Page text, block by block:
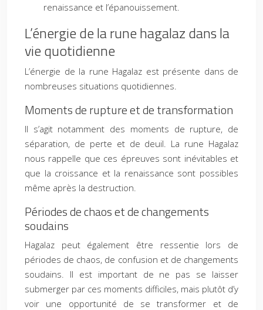
renaissance et l’épanouissement.
L’énergie de la rune hagalaz dans la
vie quotidienne
L’énergie de la rune Hagalaz est présente dans de
nombreuses situations quotidiennes.
Moments de rupture et de transformation
Il s’agit notamment des moments de rupture, de
séparation, de perte et de deuil. La rune Hagalaz
nous rappelle que ces épreuves sont inévitables et
que la croissance et la renaissance sont possibles
même après la destruction.
Périodes de chaos et de changements
soudains
Hagalaz peut également être ressentie lors de
périodes de chaos, de confusion et de changements
soudains. Il est important de ne pas se laisser
submerger par ces moments difficiles, mais plutôt d’y
voir une opportunité de se transformer et de